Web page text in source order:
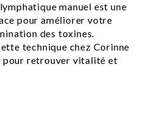
manuel est une
pour améliorer votre
des toxines.
technique chez Corinne
pour retrouver vitalité et